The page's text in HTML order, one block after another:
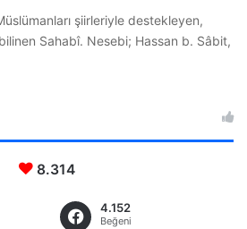
şiirleriyle destekleyen,
bilinen Sahabî. Nesebi; Hassan b. Sâbit,
8.314
4.152
Beğeni